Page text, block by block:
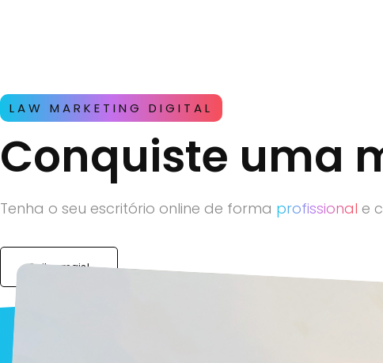
LAW MARKETING DIGITAL
Conquiste uma
Tenha o seu escritório online de forma profissional e
Saiba mais!